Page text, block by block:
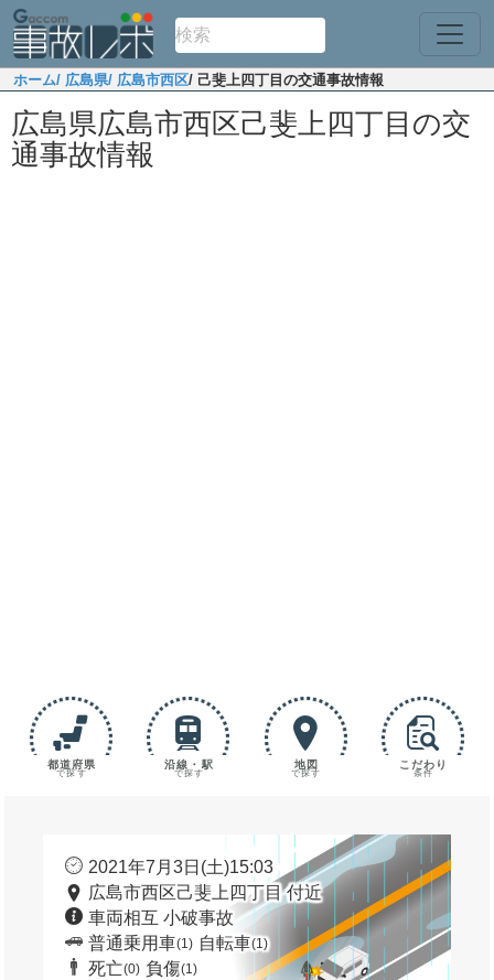
ホーム/ 広島県/ 広島市西区/ 己斐上四丁目の交通事故情報
広島県広島市西区己斐上四丁目の交
通事故情報
都道府県
で探す
沿線・駅
で探す
地図
で探す
こだわり
条件
2021年7月3日(土)15:03
広島市西区己斐上四丁目 付近
車両相互 小破事故
普通乗用車(1) 自転車(1)
死亡(0) 負傷(1)